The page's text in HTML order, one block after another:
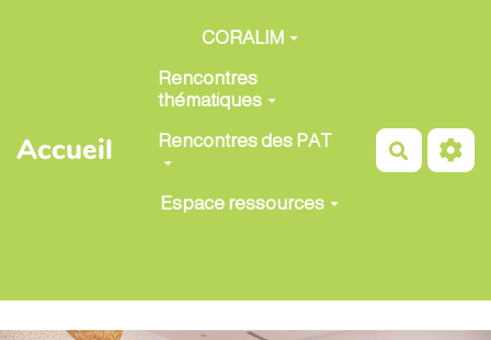
Aller au contenu principal
Accueil
CORALIM
Rencontres
thématiques
Rencontres des PAT
Espace ressources